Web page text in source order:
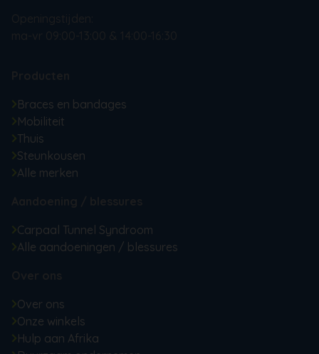
Braces en bandages
Mobiliteit
Thuis
Steunkousen
Alle merken
Carpaal Tunnel Syndroom
Alle aandoeningen / blessures
Over ons
Onze winkels
Hulp aan Afrika